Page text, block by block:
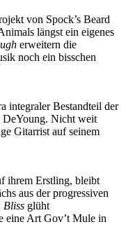
von Spock’s Beard
längst ein eigenes
erweitern die
noch ein bisschen
integraler Bestandteil der
DeYoung. Nicht weit
Gitarrist auf seinem
ihrem Erstling, bleibt
aus der progressiven
Bliss glüht
eine Art Gov’t Mule in